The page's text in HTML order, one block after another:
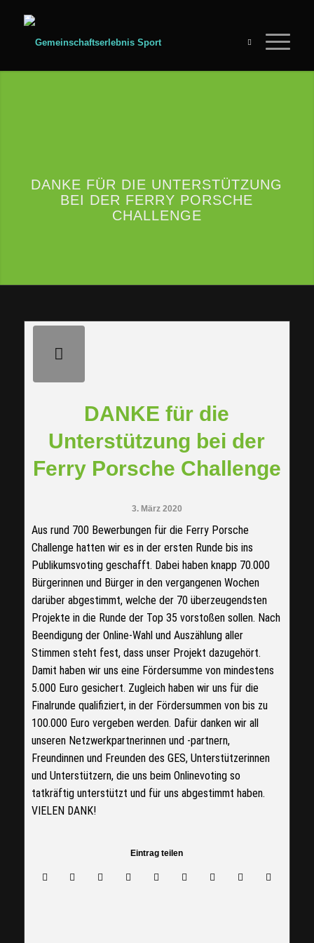
DANKE FÜR DIE UNTERSTÜTZUNG
BEI DER FERRY PORSCHE
CHALLENGE
DANKE für die
Unterstützung bei der
Ferry Porsche Challenge
3. März 2020
Aus rund 700 Bewerbungen für die Ferry Porsche
Challenge hatten wir es in der ersten Runde bis ins
Publikumsvoting geschafft. Dabei haben knapp 70.000
Bürgerinnen und Bürger in den vergangenen Wochen
darüber abgestimmt, welche der 70 überzeugendsten
Projekte in die Runde der Top 35 vorstoßen sollen. Nach
Beendigung der Online-Wahl und Auszählung aller
Stimmen steht fest, dass unser Projekt dazugehört.
Damit haben wir uns eine Fördersumme von mindestens
5.000 Euro gesichert. Zugleich haben wir uns für die
Finalrunde qualifiziert, in der Fördersummen von bis zu
100.000 Euro vergeben werden. Dafür danken wir all
unseren Netzwerkpartnerinnen und -partnern,
Freundinnen und Freunden des GES, Unterstützerinnen
und Unterstützern, die uns beim Onlinevoting so
tatkräftig unterstützt und für uns abgestimmt haben.
VIELEN DANK!
Eintrag teilen